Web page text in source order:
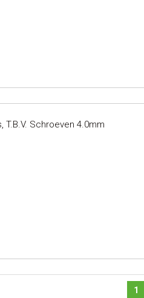
T.b.v. Schroeven 4.0mm
1